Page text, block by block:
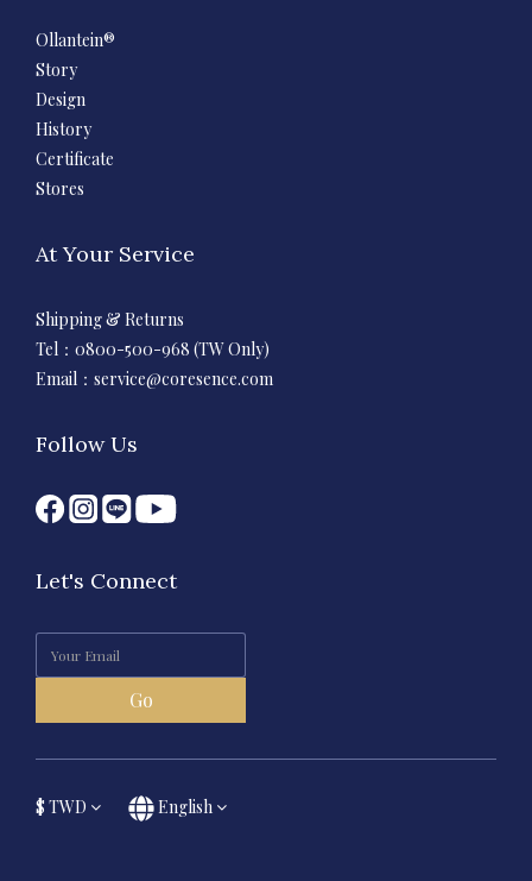
Ollantein®
Story
Design
History
Certificate
Stores
At Your Service
Shipping & Returns
Tel：0800-500-968 (TW Only)
Email： service@coresence.com
Follow Us
Let's Connect
Go
$ TWD English